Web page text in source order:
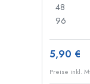
48
96
5,90 €
Preise inkl.